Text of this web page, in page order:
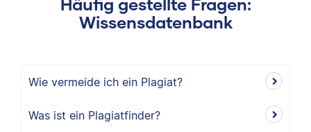
Wissensdatenbank
Wie vermeide ich ein Plagiat?
Was ist ein Plagiatfinder?